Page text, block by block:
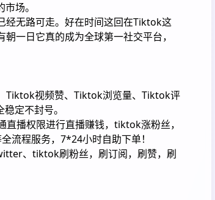
场。
经无路可走。好在时间这回在Tiktok这
一日它真的成为全球第一社交平台，
Tiktok视频赞、Tiktok浏览量、Tiktok评
定不封号。
播权限进行直播赚钱，tiktok涨粉丝，
流程服务，7*24小时自助下单！
、tiktok刷粉丝，刷订阅，刷赞，刷